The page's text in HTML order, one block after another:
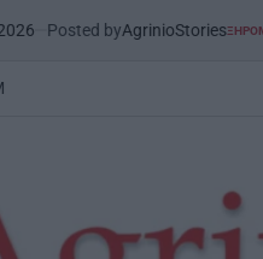
byAgrinioStoriesPOSTED
ΞΗΡΟΜΕΡΟΣΤΗΝ